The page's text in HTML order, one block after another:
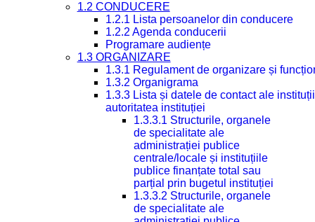
1.2 CONDUCERE
1.2.1 Lista persoanelor din conducere
1.2.2 Agenda conducerii
Programare audiențe
1.3 ORGANIZARE
1.3.1 Regulament de organizare și
1.3.2 Organigrama
1.3.3 Lista și datele de contact ale
autoritatea instituției
1.3.3.1 Structurile, organele
de specialitate ale
administrației publice
centrale/locale și instituțiile
publice finanțate total sau
parțial prin bugetul instituției
1.3.3.2 Structurile, organele
de specialitate ale